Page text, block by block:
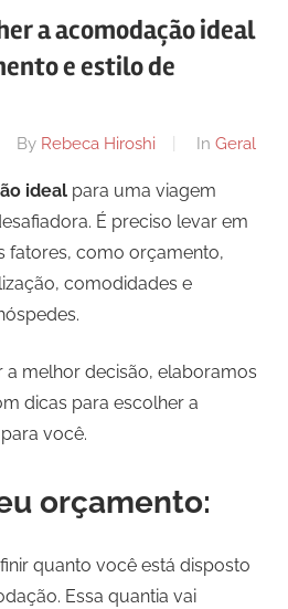
a acomodação ideal
e estilo de
By Rebeca Hiroshi In Geral
ideal para uma viagem
É preciso levar em
fatores, como orçamento,
comodidades e
a melhor decisão, elaboramos
dicas para escolher a
você.
orçamento:
quanto você está disposto
Essa quantia vai